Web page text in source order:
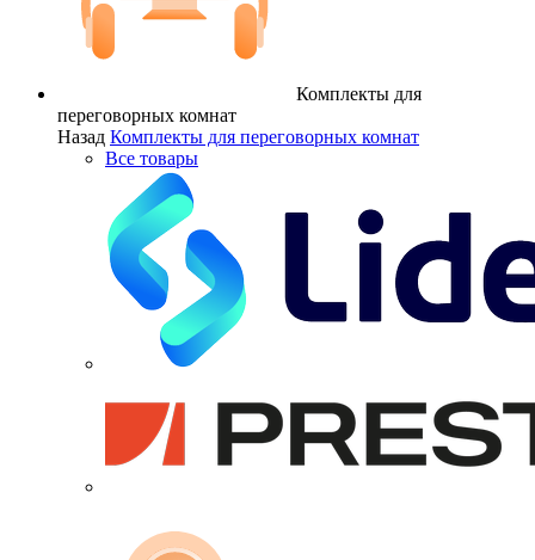
Комплекты для
переговорных комнат
Назад Комплекты для переговорных комнат
Все товары